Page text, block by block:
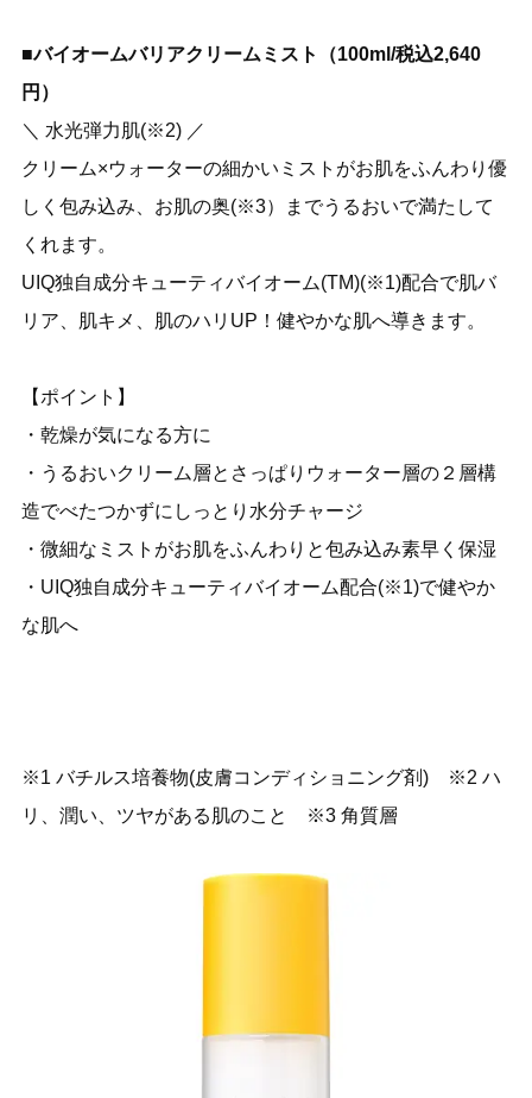
■バイオームバリアクリームミスト（100ml/税込2,640
円）
＼ 水光弾力肌(※2) ／
クリーム×ウォーターの細かいミストがお肌をふんわり優
しく包み込み、お肌の奥(※3）までうるおいで満たして
くれます。
UIQ独自成分キューティバイオーム(TM)(※1)配合で肌バ
リア、肌キメ、肌のハリUP！健やかな肌へ導きます。
【ポイント】
・乾燥が気になる方に
・うるおいクリーム層とさっぱりウォーター層の２層構
造でべたつかずにしっとり水分チャージ
・微細なミストがお肌をふんわりと包み込み素早く保湿
・UIQ独自成分キューティバイオーム配合(※1)で健やか
な肌へ
※1 バチルス培養物(皮膚コンディショニング剤) ※2 ハ
リ、潤い、ツヤがある肌のこと ※3 角質層